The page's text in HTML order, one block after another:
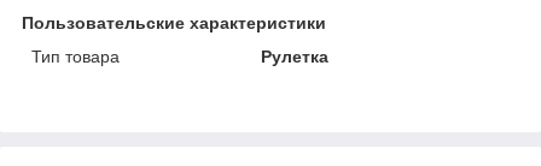
Пользовательские характеристики
Тип товара
Рулетка